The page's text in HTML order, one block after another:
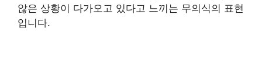
않은 상황이 다가오고 있다고 느끼는 무의식의 표현
입니다.